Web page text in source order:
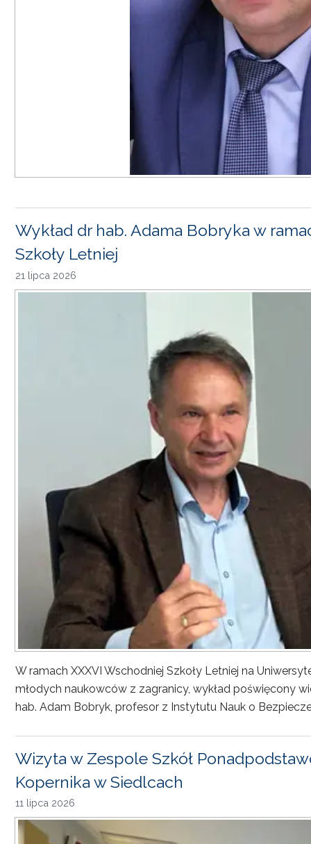
Wykład dr hab. Adama Bobryka w
Szkoły Letniej
21 lipca 2026
W ramach XXXVI Wschodniej Szkoły Letniej na
młodych naukowców z zagranicy, wykład poświęcony
hab. Adam Bobryk, profesor z Instytutu Nauk o
Wizyta w Zespole Szkół
Kopernika w Siedlcach
11 lipca 2026